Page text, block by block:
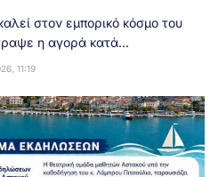
στον εμπορικό κόσμο του
η αγορά κατά...
11:19